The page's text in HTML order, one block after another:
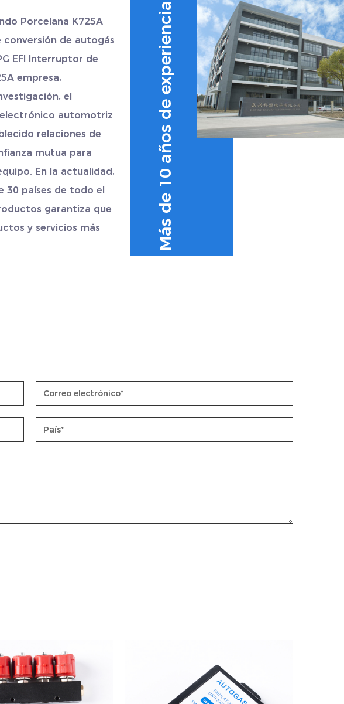
Porcelana K725A
conversión de autogás
EFI Interruptor de
empresa,
el
automotriz
relaciones de
mutua para
En la actualidad,
30 países de todo el
garantiza que
y servicios más
Más de 10 años de experiencia